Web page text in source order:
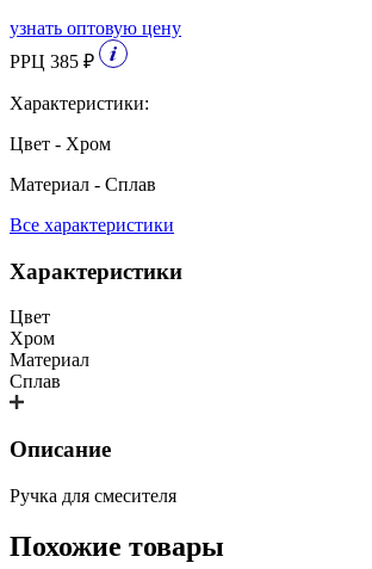
узнать оптовую цену
РРЦ 385 ₽
Характеристики:
Цвет - Хром
Материал - Сплав
Все характеристики
Характеристики
Цвет
Хром
Материал
Сплав
Описание
Ручка для смесителя
Похожие товары